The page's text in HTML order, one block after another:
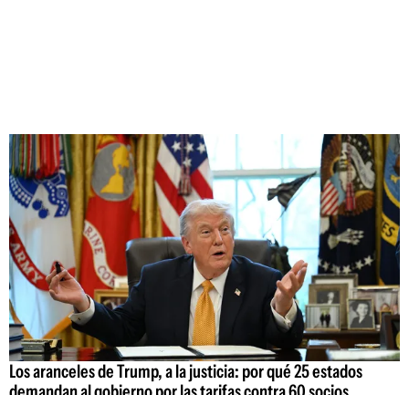
Los aranceles de Trump, a la justicia: por qué 25 estados